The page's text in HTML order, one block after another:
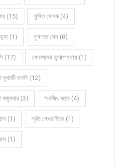
(15) সুমিত মোদক (4)
(1) সুশান্ত সেন (8)
(17) সোমপ্রভা বন্দোপাধ্যায় (1)
মুখার্জী বাবলি (12)
মজুমদার (3) স্মরজিৎ দত্ত (4)
(1) স্মৃতি শেখর মিত্র (1)
(1)